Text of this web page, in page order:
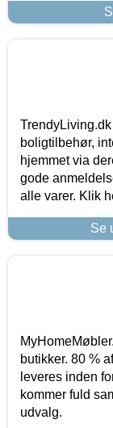
boligtilbehør,
hjemmet via
gode
alle varer. Klik
Se
butikker. 80 %
leveres inden
kommer fuld
udvalg.